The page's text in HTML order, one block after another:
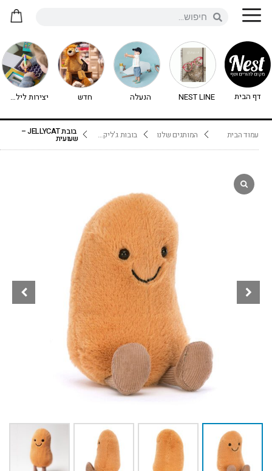
דף הבית NEST LINE הנעלה חדש יצירות לילדים - יצירה לילדים
עמוד הבית המותגים שלנו בובות ג'ליקט Jellycat בובת JELLYCAT –
שעועית